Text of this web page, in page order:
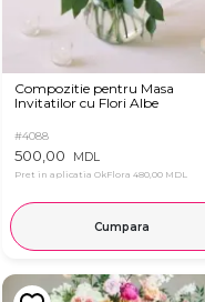
Compozitie pentru Masa
Invitatilor cu Flori Albe
#4088
500,00 MDL
Pret in aplicatia OkFlora 480,00 MDL
Cumpara